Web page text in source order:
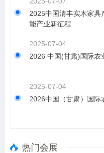
2025中国清丰实木家具
能产业新征程
2025-07-04
2026 中国(甘肃)国际农
2025-07-04
2026中国（甘肃）国际
热门会展